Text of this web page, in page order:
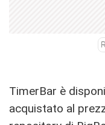
TimerBar è
acquistato al